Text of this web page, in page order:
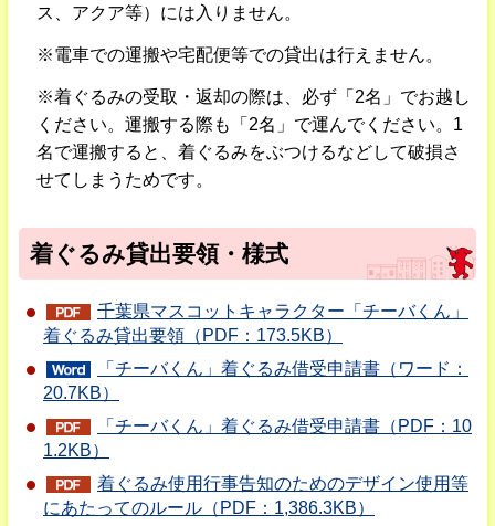
ス、アクア等）には入りません。
※電車での運搬や宅配便等での貸出は行えません。
※着ぐるみの受取・返却の際は、必ず「2名」でお越し
ください。運搬する際も「2名」で運んでください。1
名で運搬すると、着ぐるみをぶつけるなどして破損さ
せてしまうためです。
着ぐるみ貸出要領・様式
千葉県マスコットキャラクター「チーバくん」
着ぐるみ貸出要領（PDF：173.5KB）
「チーバくん」着ぐるみ借受申請書（ワード：
20.7KB）
「チーバくん」着ぐるみ借受申請書（PDF：10
1.2KB）
着ぐるみ使用行事告知のためのデザイン使用等
にあたってのルール（PDF：1,386.3KB）